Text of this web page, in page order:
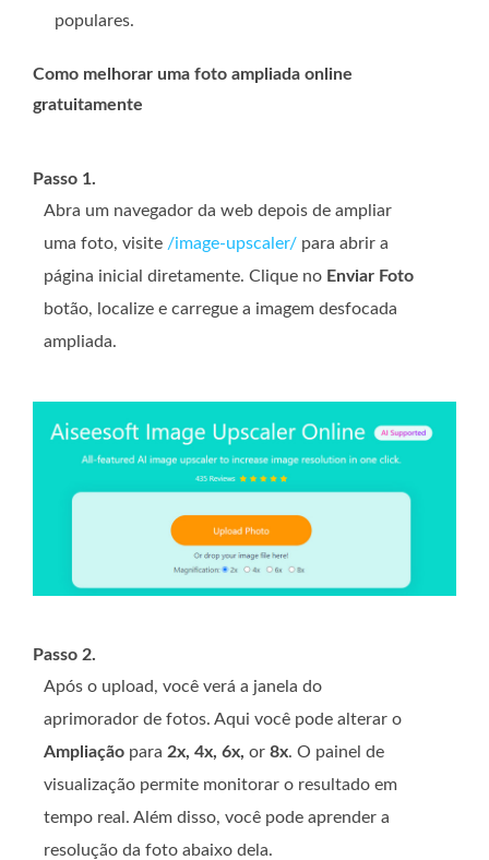
populares.
Como melhorar uma foto ampliada online
gratuitamente
Passo 1.
Abra um navegador da web depois de ampliar
uma foto, visite /image-upscaler/ para abrir a
página inicial diretamente. Clique no Enviar Foto
botão, localize e carregue a imagem desfocada
ampliada.
Passo 2.
Após o upload, você verá a janela do
aprimorador de fotos. Aqui você pode alterar o
Ampliação para 2x, 4x, 6x, or 8x. O painel de
visualização permite monitorar o resultado em
tempo real. Além disso, você pode aprender a
resolução da foto abaixo dela.